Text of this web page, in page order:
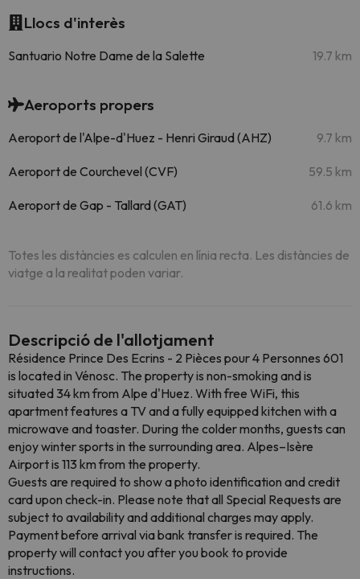
Llocs d'interès
Santuario Notre Dame de la Salette 19.7 km
Aeroports propers
Aeroport de l'Alpe-d'Huez - Henri Giraud (AHZ) 9.7 km
Aeroport de Courchevel (CVF) 59.5 km
Aeroport de Gap - Tallard (GAT) 61.6 km
Totes les distàncies es calculen en línia recta. Les distàncies de
viatge a la realitat poden variar.
Descripció de l'allotjament
Résidence Prince Des Ecrins - 2 Pièces pour 4 Personnes 601
is located in Vénosc. The property is non-smoking and is
situated 34 km from Alpe d'Huez. With free WiFi, this
apartment features a TV and a fully equipped kitchen with a
microwave and toaster. During the colder months, guests can
enjoy winter sports in the surrounding area. Alpes–Isère
Airport is 113 km from the property.
Guests are required to show a photo identification and credit
card upon check-in. Please note that all Special Requests are
subject to availability and additional charges may apply.
Payment before arrival via bank transfer is required. The
property will contact you after you book to provide
instructions.